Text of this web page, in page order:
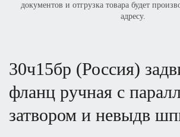
документов и отгрузка товара будет
адресу.
30ч15бр (Россия)
фланц ручная с
затвором и невыдв